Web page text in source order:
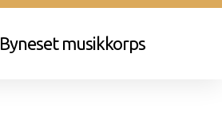
Byneset musikkorps